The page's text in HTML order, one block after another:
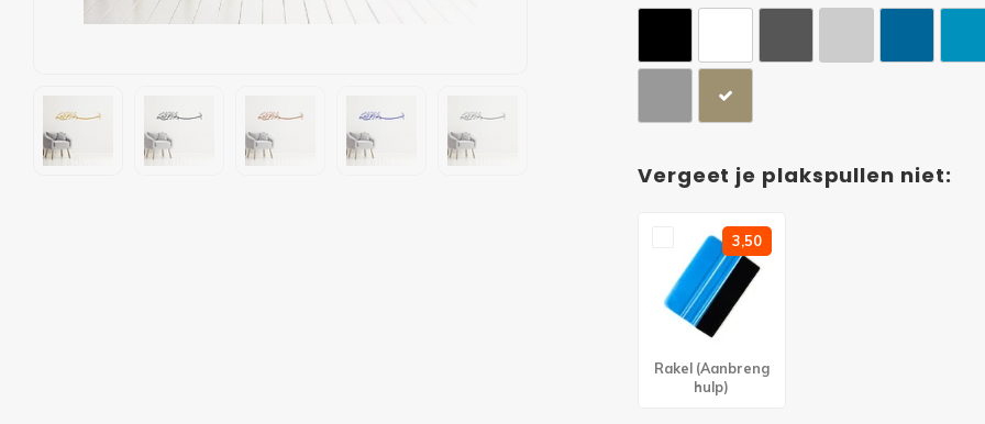
Vergeet je plakspullen niet:
3,50
Rakel (Aanbreng
hulp)